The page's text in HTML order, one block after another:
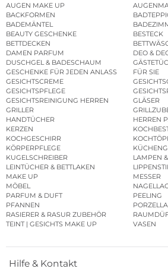
AUGEN MAKE UP
BACKFORMEN
BADEMÄNTEL
BEAUTY GESCHENKE
BESTECK
BETTDECKEN
DAMEN PARFUM
DEO &
DUSCHGEL & BADESCHAUM
GESCHENKE FÜR JEDEN ANLASS
FÜR SIE
GESICHTSCREME
GESICHTSPFLEGE
GESICHTSREINIGUNG HERREN
GLÄSER
GRILLER
HANDTÜCHER
HERREN
KERZEN
KOCHGESCHIRR
KÖRPERPFLEGE
KUGELSCHREIBER
LAMPEN
LEINTÜCHER & BETTLAKEN
MAKE UP
MESSER
MÖBEL
PARFUM & DUFT
PEELING
PFANNEN
RASIERER & RASUR ZUBEHÖR
TEINT | GESICHTS MAKE UP
VASEN
Hilfe & Kontakt